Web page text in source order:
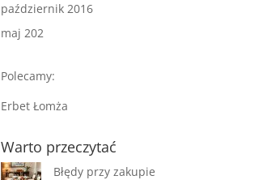
październik 2016
maj 202
Polecamy:
Erbet Łomża
Warto przeczytać
Błędy przy zakupie